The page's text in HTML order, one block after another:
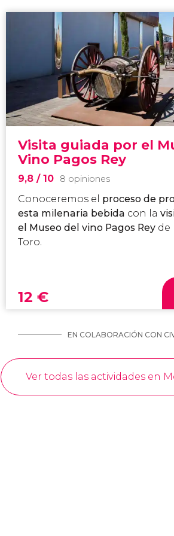
Visita guiada por el
Vino Pagos Rey
9,8 / 10 8 opiniones
Conoceremos el proceso de
esta milenaria bebida con la
el Museo del vino Pagos Rey de
Toro.
12 €
EN COLABORACIÓN CON
Ver todas las actividades en